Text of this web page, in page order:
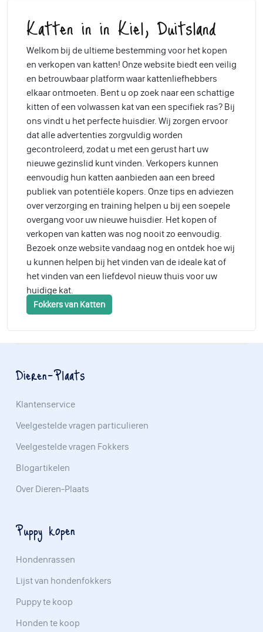
Katten in in Kiel, Duitsland
Welkom bij de ultieme bestemming voor het kopen
en verkopen van katten! Onze website biedt een veilig
en betrouwbaar platform waar kattenliefhebbers
elkaar ontmoeten. Bent u op zoek naar een schattige
kitten of een volwassen kat van een specifiek ras? Bij
ons vindt u het perfecte huisdier. Wij zorgen ervoor
dat alle advertenties zorgvuldig worden
gecontroleerd, zodat u met een gerust hart uw
nieuwe gezinslid kunt vinden. Verkopers kunnen
eenvoudig hun katten aanbieden aan een breed
publiek van potentiële kopers. Onze tips en adviezen
over verzorging en training helpen u bij een soepele
overgang voor uw nieuwe huisdier. Het kopen of
verkopen van katten was nog nooit zo eenvoudig.
Bezoek onze website vandaag nog en ontdek hoe wij
u kunnen helpen bij het vinden van de ideale kat of
het vinden van een liefdevol nieuw thuis voor uw
huidige kat.
Fokkers van Katten
Dieren-Plaats
Klantenservice
Veelgestelde vragen particulieren
Veelgestelde vragen Fokkers
Blogartikelen
Over Dieren-Plaats
Puppy kopen
Hondenrassen
Lijst van hondenfokkers
Puppy te koop
Honden te koop